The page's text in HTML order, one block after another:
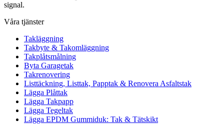
signal.
Våra tjänster
Takläggning
Takbyte & Takomläggning
Takplåtsmålning
Byta Garagetak
Takrenovering
Listtäckning, Listtak, Papptak & Renovera Asfaltstak
Lägga Plåttak
Lägga Takpapp
Lägga Tegeltak
Lägga EPDM Gummiduk: Tak & Tätskikt